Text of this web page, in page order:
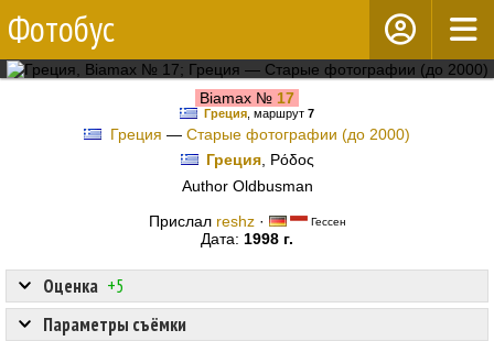
Фотобус
Biamax № 17
Греция , маршрут 7
Греция — Старые фотографии (до 2000)
Греция, Ρόδος
Author Oldbusman
Прислал reshz· Гессен
Дата: 1998 г.
Оценка +5
Параметры съёмки